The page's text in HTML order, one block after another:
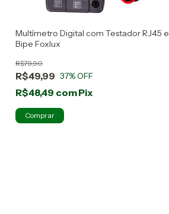
Multímetro Digital com Testador RJ45 e
Bipe Foxlux
R$49,99
R$79,90
37% OFF
R$48,49 comPix